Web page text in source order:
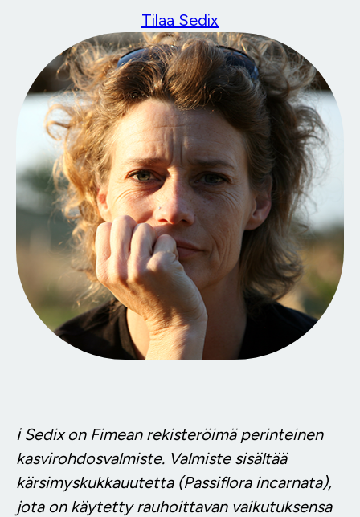
Tilaa Sedix
ℹ️ Sedix on Fimean rekisteröimä perinteinen
kasvirohdosvalmiste. Valmiste sisältää
kärsimyskukkauutetta (Passiflora incarnata),
jota on käytetty rauhoittavan vaikutuksensa